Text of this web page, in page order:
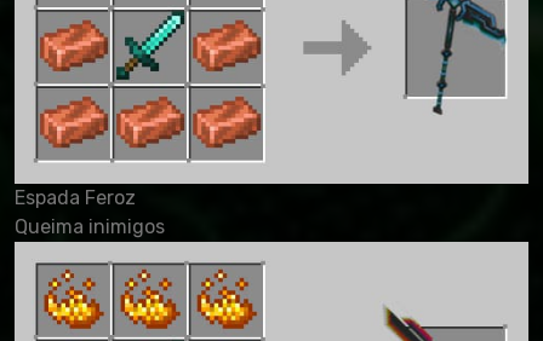
Espada Feroz
Queima inimigos